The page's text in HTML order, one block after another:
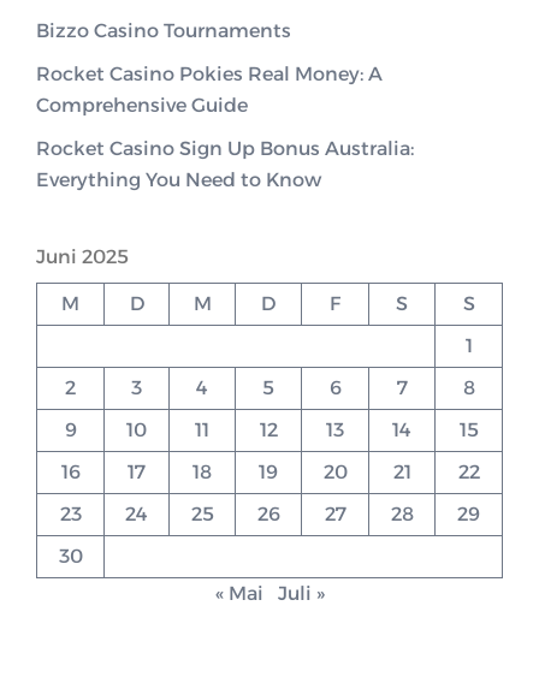
Bizzo Casino Tournaments
Rocket Casino Pokies Real Money: A
Comprehensive Guide
Rocket Casino Sign Up Bonus Australia:
Everything You Need to Know
Juni 2025
M D M D F S
S
1
2
3 4 5 6 7
8
9
10 11 12 13 14
15
16
17 18 19 20 21
22
23
24 25 26 27 28
29
30
« Mai
Juli »